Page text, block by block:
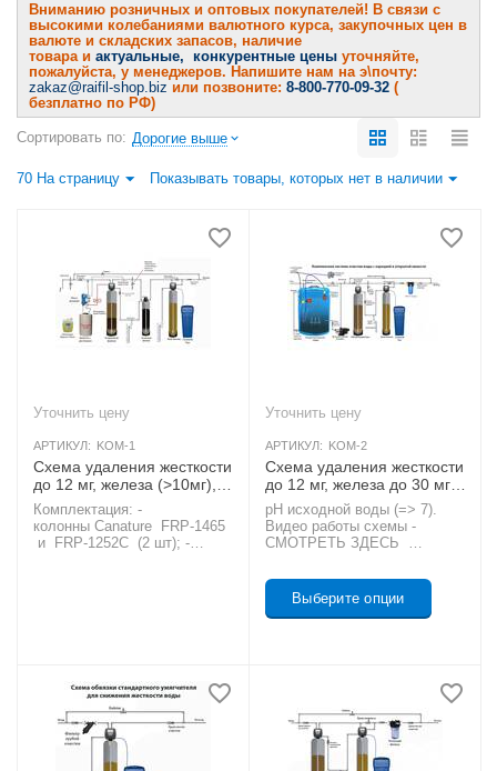
Вниманию розничных и оптовых покупателей! В связи с
высокими колебаниями валютного курса, закупочных цен в
валюте и складских запасов, наличие
товара и актуальные, конкурентные цены уточняйте,
пожалуйста, у менеджеров. Напишите нам на э\почту:
zakaz@raifil-shop.biz или позвоните: 8-800-770-09-32 (
безплатно по РФ)
Сортировать по: Дорогие выше
70 На страницу Показывать товары, которых нет в наличии
Уточнить цену
АРТИКУЛ: KOM-1
Схема удаления жесткости
до 12 мг, железа (>10мг),
марганца (>3мг) и
органики дозированием
гипохлорита рН >=7
Комплектация: -
колонны Canature FRP-1465
и FRP-1252C (2 шт); -
кабелем 2 м; - реагентная
емкость , 60 л; -
водосчетчик ZENNER с
импульсным выходом; -
клапан фильтрации - Runxin
Уточнить цену
АРТИКУЛ: KOM-2
Схема удаления жесткости
до 12 мг, железа до 30 мг,
марганца до 5мг, органики
открытой аэрацией рН>=7
AКЦИЯ
рН исходной воды (=> 7).
Видео работы схемы -
СМОТРЕТЬ ЗДЕСЬ
комплектации - СМОТРЕТЬ
ЗДЕСЬВыберите опции